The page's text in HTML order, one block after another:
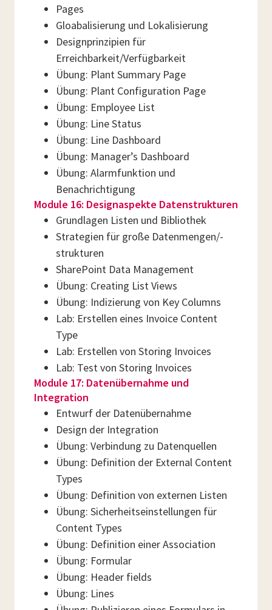
Pages
Gloabalisierung und Lokalisierung
Designprinzipien für
Erreichbarkeit/Verfügbarkeit
Übung: Plant Summary Page
Übung: Plant Configuration Page
Übung: Employee List
Übung: Line Status
Übung: Line Dashboard
Übung: Manager’s Dashboard
Übung: Alarmfunktion und
Benachrichtigung
Module 16: Designaspekte Datenstrukturen
Grundlagen Listen und Bibliothek
Strategien für große Datenmengen/-
strukturen
SharePoint Data Management
Übung: Creating List Views
Übung: Indizierung von Key Columns
Lab: Erstellen eines Invoice Content
Type
Lab: Erstellen von Storing Invoices
Lab: Test von Storing Invoices
Module 17: Datenübernahme und
Integration
Entwurf der Datenübernahme
Design der Integration
Übung: Verbindung zu Datenquellen
Übung: Definition der External Content
Types
Übung: Definition von externen Listen
Übung: Sicherheitseinstellungen für
Content Types
Übung: Definition einer Association
Übung: Formular
Übung: Header fields
Übung: Lines